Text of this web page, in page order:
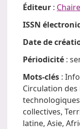
Éditeur :
ISSN
Date de
Périodicité :
Mots-clés :
Circulation
collectives,
latine, Asie,